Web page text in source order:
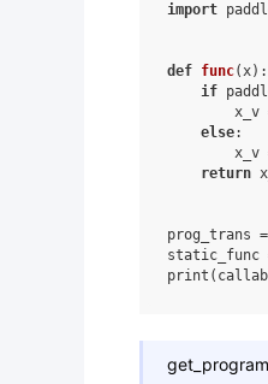
import
def func(x):
if
x_v
else:
x_v
return
prog_trans =
static_func
print (
get_program